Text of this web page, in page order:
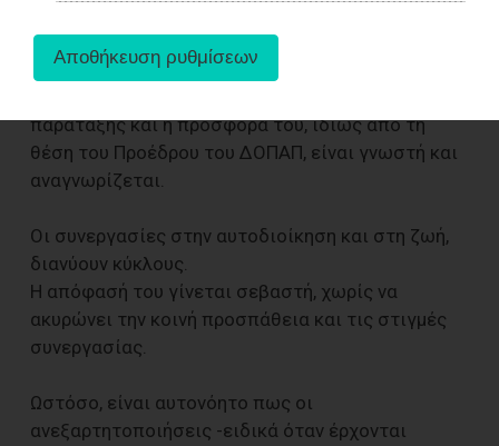
γεγονός.
παράταξης και η προσφορά του, ιδίως από τη
θέση του Προέδρου του ΔΟΠΑΠ, είναι γνωστή και
αναγνωρίζεται.
Οι συνεργασίες στην αυτοδιοίκηση και στη ζωή,
διανύουν κύκλους.
Η απόφασή του γίνεται σεβαστή, χωρίς να
ακυρώνει την κοινή προσπάθεια και τις στιγμές
συνεργασίας.
Ωστόσο, είναι αυτονόητο πως οι
ανεξαρτητοποιήσεις -ειδικά όταν έρχονται